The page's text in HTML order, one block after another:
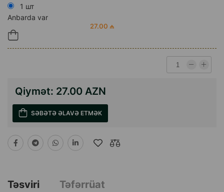
1 шт
Anbarda var
27.00 ₼
Qiymət: 27.00 AZN
SƏBƏTƏ ƏLAVƏ ETMƏK
Təsviri
Təfərrüat